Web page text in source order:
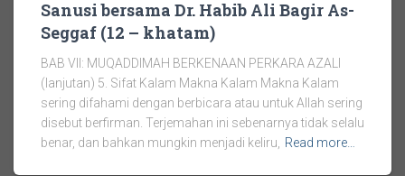
Sanusi bersama Dr. Habib Ali Bagir As-
Seggaf (12 – khatam)
BAB VII: MUQADDIMAH BERKENAAN PERKARA AZALI
(lanjutan) 5. Sifat Kalam Makna Kalam Makna Kalam
sering difahami dengan berbicara atau untuk Allah sering
disebut berfirman. Terjemahan ini sebenarnya tidak selalu
benar, dan bahkan mungkin menjadi keliru,
Read more…